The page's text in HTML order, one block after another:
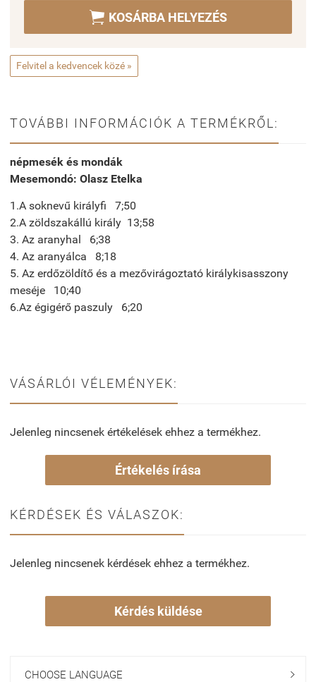
 KOSÁRBA HELYEZÉS
Felvitel a kedvencek közé »
TOVÁBBI INFORMÁCIÓK A TERMÉKRŐL:
népmesék és mondák
Mesemondó: Olasz Etelka
1.A soknevű királyfi 7;50
2.A zöldszakállú király 13;58
3. Az aranyhal 6;38
4. Az aranyálca 8;18
5. Az erdőzöldítő és a mezővirágoztató királykisasszony
meséje 10;40
6.Az égigérő paszuly 6;20
VÁSÁRLÓI VÉLEMÉNYEK:
Jelenleg nincsenek értékelések ehhez a termékhez.
Értékelés írása
KÉRDÉSEK ÉS VÁLASZOK:
Jelenleg nincsenek kérdések ehhez a termékhez.
Kérdés küldése
CHOOSE LANGUAGE 